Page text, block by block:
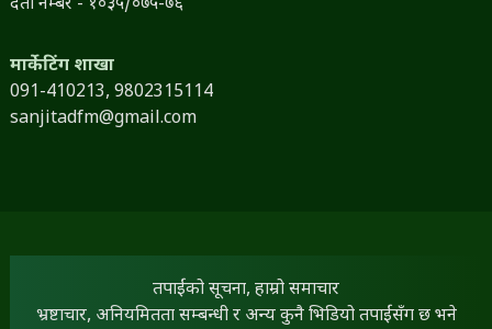
मार्केटिंग शाखा
091-410213, 9802315114
sanjitadfm@gmail.com
तपाईंको सूचना, हाम्रो समाचार
भ्रष्टाचार, अनियमितता सम्बन्धी र अन्य कुनै भिडियो तपाईंसँग छ भने